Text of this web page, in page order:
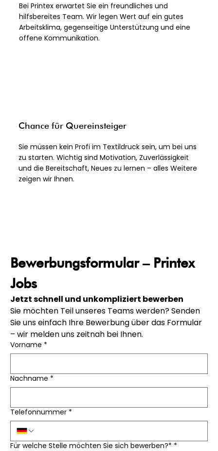
Bei Printex erwartet Sie ein freundliches und
hilfsbereites Team. Wir legen Wert auf ein gutes
Arbeitsklima, gegenseitige Unterstützung und eine
offene Kommunikation.​
Chance für Quereinsteiger
Sie müssen kein Profi im Textildruck sein, um bei uns
zu starten. Wichtig sind Motivation, Zuverlässigkeit
und die Bereitschaft, Neues zu lernen – alles Weitere
zeigen wir Ihnen.​
Bewerbungsformular – Printex
Jobs
Jetzt schnell und unkompliziert bewerben
Sie möchten Teil unseres Teams werden? Senden
Sie uns einfach Ihre Bewerbung über das Formular
– wir melden uns zeitnah bei Ihnen.
Vorname *
Nachname *
Telefonnummer *
Für welche Stelle möchten Sie sich bewerben?* *